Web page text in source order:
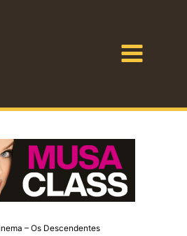
– Os Descendentes